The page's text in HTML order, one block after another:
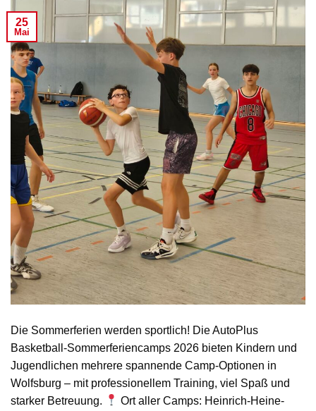
25
Mai
Die Sommerferien werden sportlich! Die AutoPlus
Basketball-Sommerferiencamps 2026 bieten Kindern und
Jugendlichen mehrere spannende Camp-Optionen in
Wolfsburg – mit professionellem Training, viel Spaß und
starker Betreuung.
Ort aller Camps: Heinrich-Heine-